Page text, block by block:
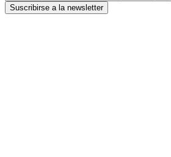
Suscribirse a la newsletter